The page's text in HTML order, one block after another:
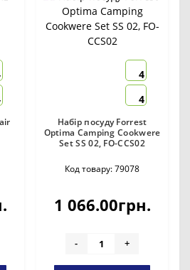
4
4
Набір посуду Forrest
Optima Camping Cookwere
Set SS 02, FO-CCS02
Код товару: 79078
1 066.00грн.
- +